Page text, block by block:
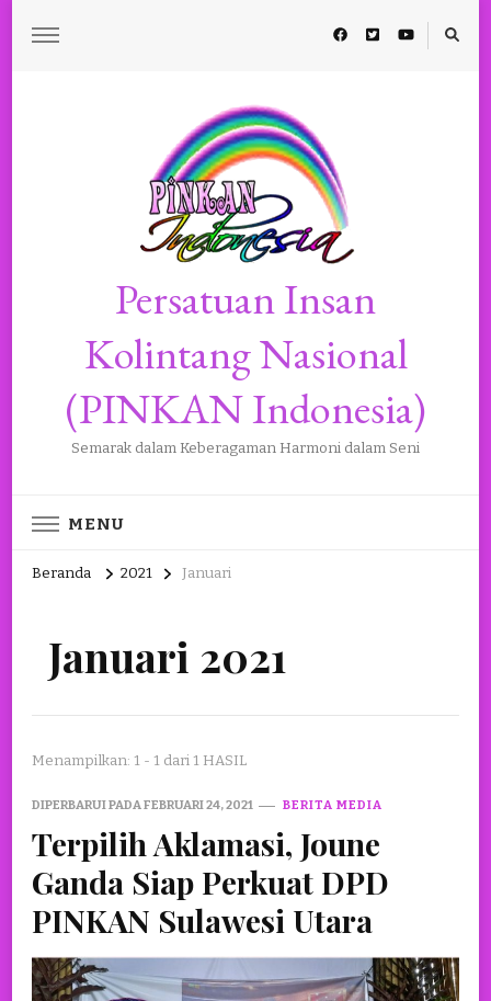
Persatuan Insan
Kolintang Nasional
(PINKAN Indonesia)
Semarak dalam Keberagaman Harmoni dalam Seni
MENU
Beranda 2021 Januari
Januari 2021
Menampilkan: 1 - 1 dari 1 HASIL
DIPERBARUI PADAFEBRUARI 24, 2021 BERITA MEDIA
Terpilih Aklamasi, Joune
Ganda Siap Perkuat DPD
PINKAN Sulawesi Utara